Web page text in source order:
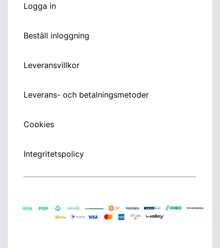
Logga in
Beställ inloggning
Leveransvillkor
Leverans- och betalningsmetoder
Cookies
Integritetspolicy